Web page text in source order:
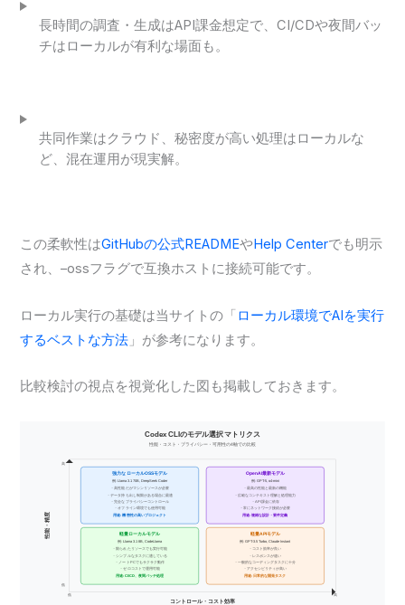
長時間の調査・生成はAPI課金想定で、CI/CDや夜間バッ
チはローカルが有利な場面も。
共同作業はクラウド、秘密度が高い処理はローカルな
ど、混在運用が現実解。
この柔軟性はGitHubの公式READMEや Help Centerでも明示
され、–ossフラグで互換ホストに接続可能です。
ローカル実行の基礎は当サイトの「ローカル環境でAIを実行
するベストな方法 」が参考になります。
比較検討の視点を視覚化した図も掲載しておきます。